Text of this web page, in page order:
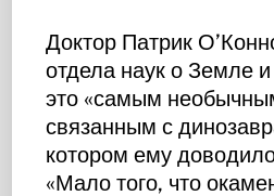
Доктор Патрик
отдела наук о Земле
это «самым
связанным с
котором ему
«Мало того, что